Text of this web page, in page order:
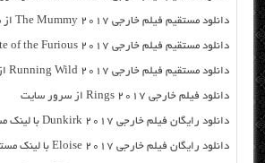
دانلود مستقیم فیلم خارجی The Mummy 2017 از سرور سایت
دانلود مستقیم فیلم خارجی The Fate of the Furious 2017 از سرور سایت
دانلود مستقیم فیلم خارجی Running Wild 2017 از سرور سایت
دانلود فیلم خارجی Rings 2017 از سرور سایت
دانلود رایگان فیلم خارجی Dunkirk 2017 با لینک مستقیم
دانلود رایگان فیلم خارجی Eloise 2017 با لینک مستقیم